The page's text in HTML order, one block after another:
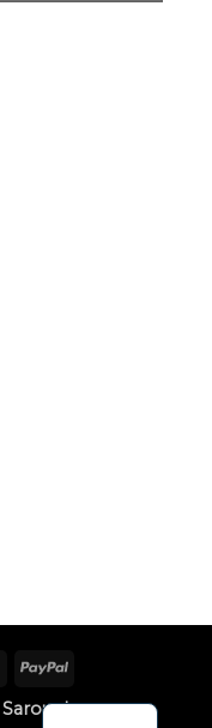
MasterCardPayPal